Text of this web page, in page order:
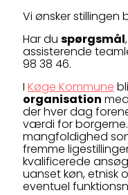
Vi ønsker stillingen
Har du spørgsmål
assisterende
98 38 46.
I Køge Kommune
organisation
der hver dag
værdi for borgerne.
mangfoldighed
fremme
kvalificerede
uanset køn, etnisk
eventuel